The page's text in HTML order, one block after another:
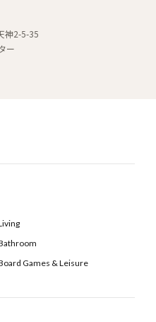
神2-5-35
ー
Games & Leisure